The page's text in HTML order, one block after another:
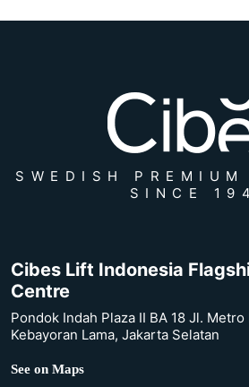
SWEDISH
SINCE
Cibes Lift Indonesia
Centre
Pondok Indah Plaza II BA 18 Jl.
Kebayoran Lama, Jakarta Selatan
See on Maps